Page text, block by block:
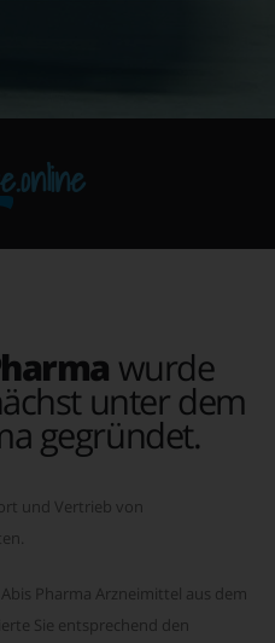
wurde
unter dem
gegründet.
und Vertrieb von
Pharma Arzneimittel aus dem
Sie entsprechend den